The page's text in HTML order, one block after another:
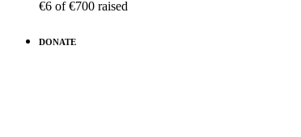
€6 of€700 raised
DONATE